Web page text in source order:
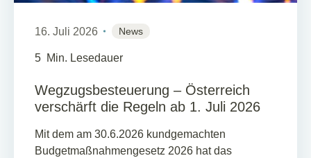
16. Juli 2026 News
5 Min. Lesedauer
Wegzugsbesteuerung – Österreich
verschärft die Regeln ab 1. Juli 2026
Mit dem am 30.6.2026 kundgemachten
Budgetmaßnahmengesetz 2026 hat das